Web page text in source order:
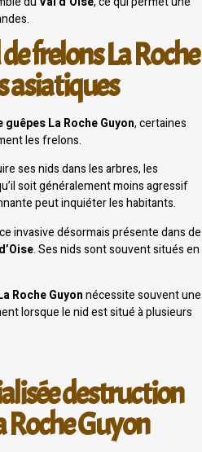
frelons La Roche
asiatiques
La Roche Guyon, certaines
les frelons.
ses nids dans les arbres, les
soit généralement moins agressif
peut inquiéter les habitants.
invasive désormais présente dans de
. Ses nids sont souvent situés en
Roche Guyonnécessite souvent une
lorsque le nid est situé à plusieurs
destruction
Roche Guyon